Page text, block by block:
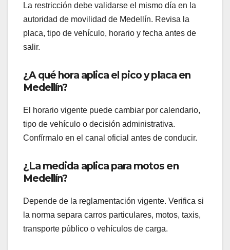
La restricción debe validarse el mismo día en la
autoridad de movilidad de Medellín. Revisa la
placa, tipo de vehículo, horario y fecha antes de
salir.
¿A qué hora aplica el pico y placa en
Medellín?
El horario vigente puede cambiar por calendario,
tipo de vehículo o decisión administrativa.
Confírmalo en el canal oficial antes de conducir.
¿La medida aplica para motos en
Medellín?
Depende de la reglamentación vigente. Verifica si
la norma separa carros particulares, motos, taxis,
transporte público o vehículos de carga.